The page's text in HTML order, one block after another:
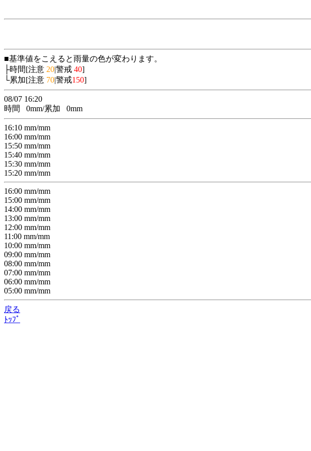
■基準値をこえると雨量の色が変わります。
├時間[注意 20|警戒 40]
└累加[注意 70|警戒150]
08/07 16:20
時間
0mm/累加 0mm
16:10 mm/mm
16:00 mm/mm
15:50 mm/mm
15:40 mm/mm
15:30 mm/mm
15:20 mm/mm
16:00 mm/mm
15:00 mm/mm
14:00 mm/mm
13:00 mm/mm
12:00 mm/mm
11:00 mm/mm
10:00 mm/mm
09:00 mm/mm
08:00 mm/mm
07:00 mm/mm
06:00 mm/mm
05:00 mm/mm
戻る
ﾄｯﾌﾟ